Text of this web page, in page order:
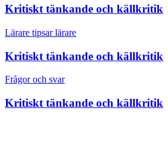
Kritiskt tänkande och källkritik
Lärare tipsar lärare
Kritiskt tänkande och källkritik
Frågor och svar
Kritiskt tänkande och källkritik